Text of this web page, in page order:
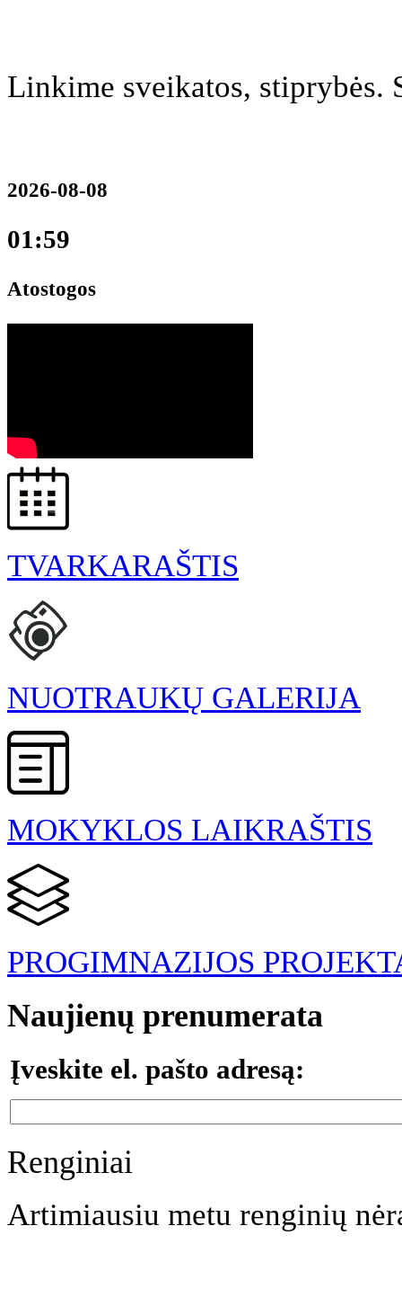
Linkime sveikatos, stiprybės.
2026-08-08
01:59
Atostogos
TVARKARAŠTIS
NUOTRAUKŲ GALERIJA
MOKYKLOS LAIKRAŠTIS
PROGIMNAZIJOS
Naujienų prenumerata
Įveskite el. pašto adresą:
Renginiai
Artimiausiu metu renginių